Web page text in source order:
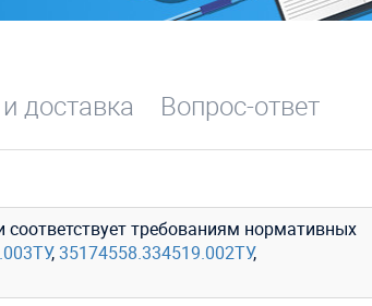
доставка Вопрос-ответ
требованиям нормативных
,35174558.334519.002ТУ,